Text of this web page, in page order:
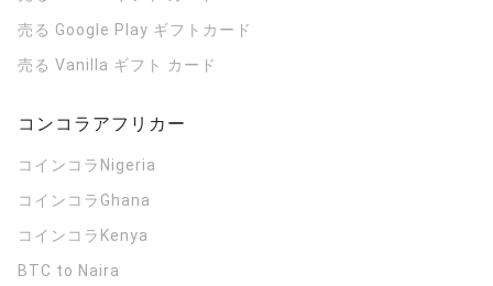
売る Google Play ギフトカード
売る Vanilla ギフト カード
コンコラアフリカー
コインコラ Nigeria
コインコラ Ghana
コインコラ Kenya
BTC to Naira